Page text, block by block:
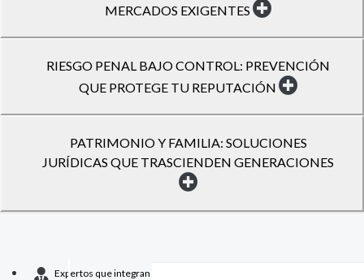
MERCADOS EXIGENTES
RIESGO PENAL BAJO CONTROL: PREVENCIÓN
QUE PROTEGE TU REPUTACIÓN
PATRIMONIO Y FAMILIA: SOLUCIONES
Expertos que integran